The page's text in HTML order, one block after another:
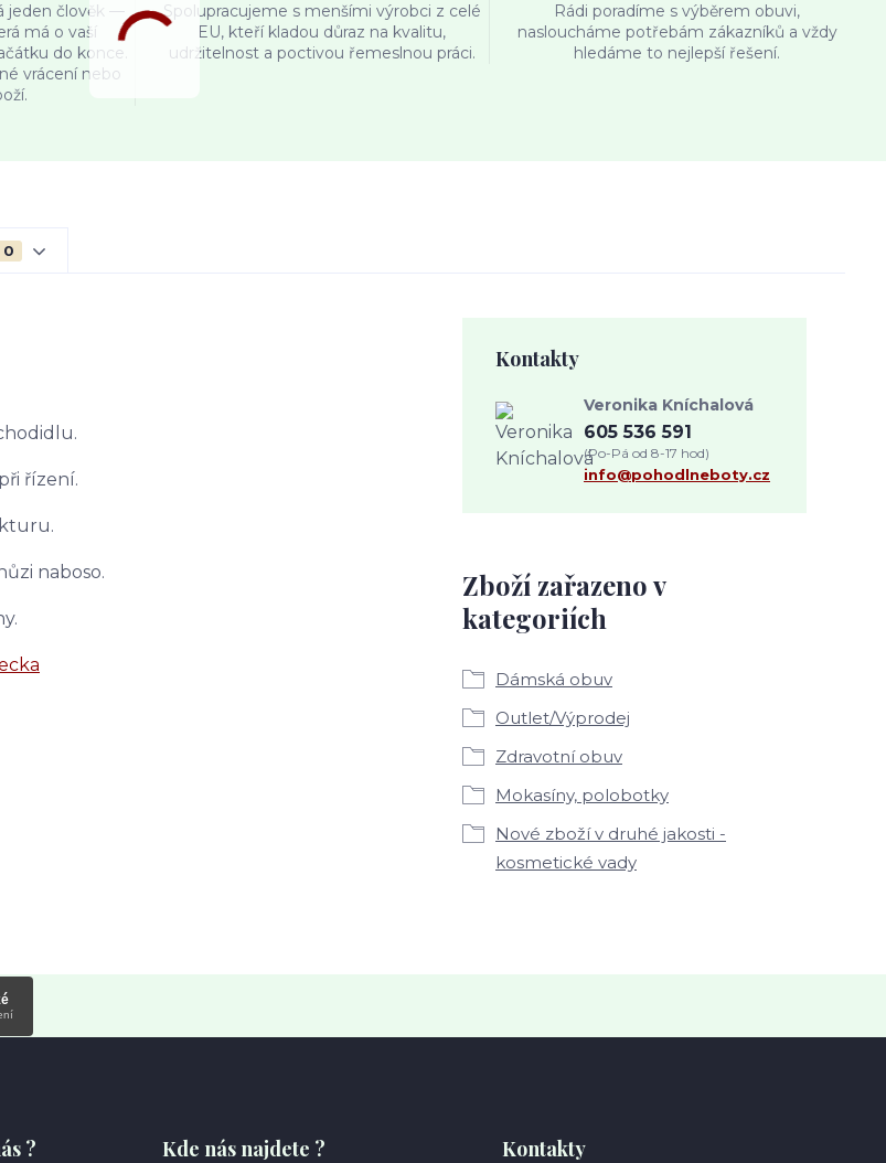
jeden člověk —
má o vaší
do konce.
vrácení nebo
Spolupracujeme s menšími výrobci z celé
EU, kteří kladou důraz na kvalitu,
udržitelnost a poctivou řemeslnou práci.
Rádi poradíme s výběrem obuvi,
nasloucháme potřebám zákazníků a vždy
hledáme to nejlepší řešení.
0
řízení.
naboso.
Zboží zařazeno v
kategoriích
Dámská obuv
Outlet/Výprodej
Zdravotní obuv
Mokasíny, polobotky
Nové zboží v druhé jakosti -
kosmetické vady
Kontakty
Veronika Kníchalová
605 536 591
(Po-Pá od 8-17 hod)
info@pohodlneboty.cz
? Kde nás najdete ? Kontakty